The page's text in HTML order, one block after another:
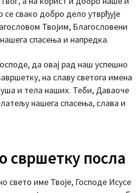
свако добро дело утврђује
Твојим, Благословени
спасења и напредка.
да овај рад наш успешно
на славу светога имена
и тела наших. Теби, Даваоче
нашега спасења, слава и
свршетку посла
свето име Твоје, Господе Исусе